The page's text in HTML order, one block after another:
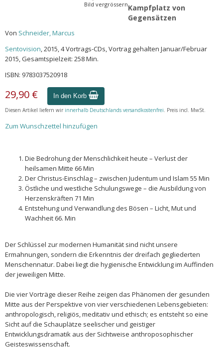
Bild vergrössernKampfplatz von
Gegensätzen
Von Schneider, Marcus
Sentovision, 2015, 4 Vortrags-CDs, Vortrag gehalten Januar/Februar
2015, Gesamtspielzeit: 258 Min.
ISBN: 9783037520918
29,90 € In den Korb
Diesen Artikel liefern wir innerhalb Deutschlands versandkostenfrei. Preis incl. MwSt.
Zum Wunschzettel hinzufügen
Die Bedrohung der Menschlichkeit heute – Verlust der
heilsamen Mitte 66 Min
Der Christus-Einschlag – zwischen Judentum und Islam 55 Min
Östliche und westliche Schulungswege – die Ausbildung von
Herzenskräften 71 Min
Entstehung und Verwandlung des Bösen – Licht, Mut und
Wachheit 66. Min
Der Schlüssel zur modernen Humanität sind nicht unsere
Ermahnungen, sondern die Erkenntnis der dreifach gegliederten
Menschennatur. Dabei liegt die hygienische Entwicklung im Auffinden
der jeweiligen Mitte.
Die vier Vorträge dieser Reihe zeigen das Phänomen der gesunden
Mitte aus der Perspektive von vier verschiedenen Lebensgebieten:
anthropologisch, religiös, meditativ und ethisch; es entsteht so eine
Sicht auf die Schauplätze seelischer und geistiger
Entwicklungsdramatik aus der Sichtweise anthroposophischer
Geisteswissenschaft.